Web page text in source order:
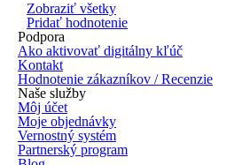
Zobraziť všetky
Pridať hodnotenie
Podpora
Ako aktivovať digitálny kľúč
Kontakt
Hodnotenie zákazníkov / Recenzie
Naše služby
Môj účet
Moje objednávky
Vernostný systém
Partnerský program